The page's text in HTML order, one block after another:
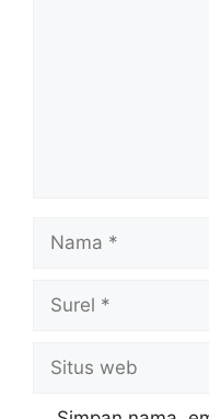
web